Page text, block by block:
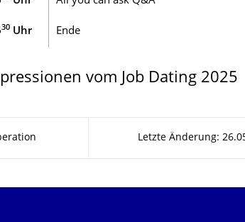
30 Uhr Ende
vom Job Dating 2025
Letzte Änderung: